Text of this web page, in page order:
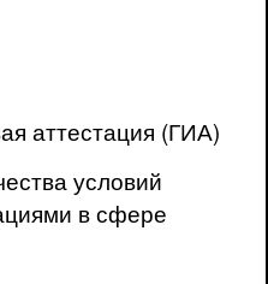
аттестация (ГИА)
условий
в сфере